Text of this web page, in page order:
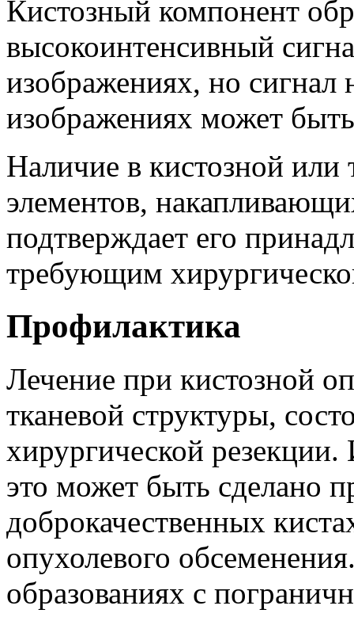
Кистозный компонент
высокоинтенсивный
изображениях, но
изображениях может
Наличие в кистозной или
элементов,
подтверждает его
требующим
Профилактика
Лечение при кистозной
тканевой структуры,
хирургической
это может быть сделано
доброкачественных
опухолевого
образованиях с